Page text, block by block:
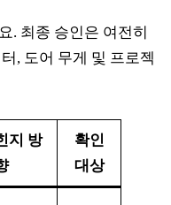
. 최종 승인은 여전히
, 도어 무게 및 프로젝
지 방
확인
대상